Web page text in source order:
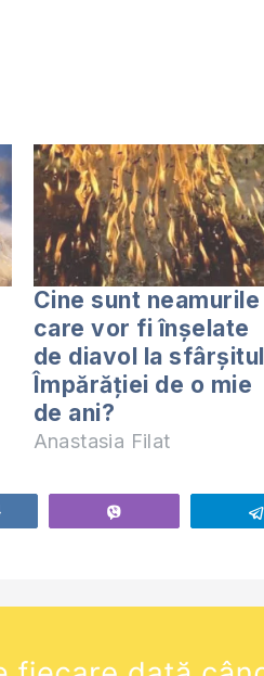
Cine sunt neamurile
care vor fi înșelate
de diavol la sfârșitul
Împărăției de o mie
de ani?
Anastasia Filat